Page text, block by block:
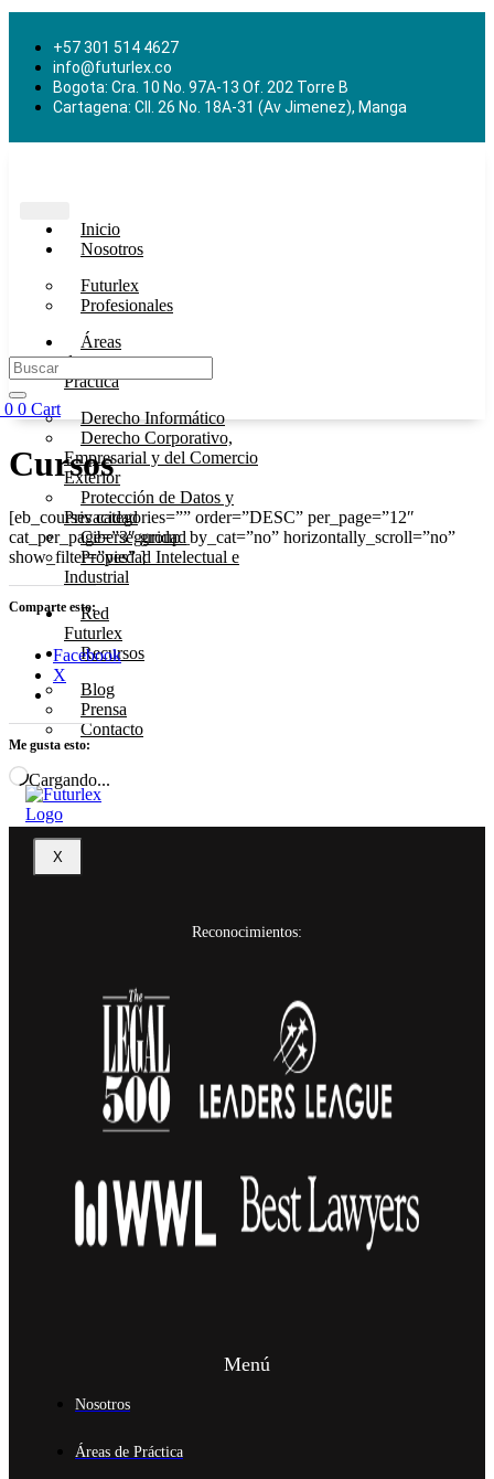
+57 301 514 4627
info@futurlex.co
Bogota: Cra. 10 No. 97A-13 Of. 202 Torre B
Cartagena: Cll. 26 No. 18A-31 (Av Jimenez), Manga
Inicio
Nosotros
Futurlex
Profesionales
Áreas
de
Práctica
Derecho Informático
Derecho Corporativo,
Empresarial y del Comercio
Exterior
Protección de Datos y
Privacidad
Ciberseguridad
Propiedad Intelectual e
Industrial
Red
Futurlex
Recursos
Blog
Prensa
Contacto
X
0 0 Cart
Cursos
[eb_courses categories=”” order=”DESC” per_page=”12″
cat_per_page=”3″ group_by_cat=”no” horizontally_scroll=”no”
show_filter=”yes” ]
Comparte esto:
Facebook
X
Me gusta esto:
Cargando...
Reconocimientos:
Menú
Nosotros
Áreas de Práctica